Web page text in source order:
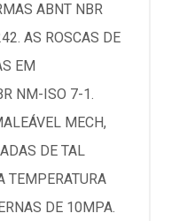
ABNT NBR
AS ROSCAS DE
EM
NM-ISO 7-1.
MECH,
DE TAL
TEMPERATURA
DE 10MPA.